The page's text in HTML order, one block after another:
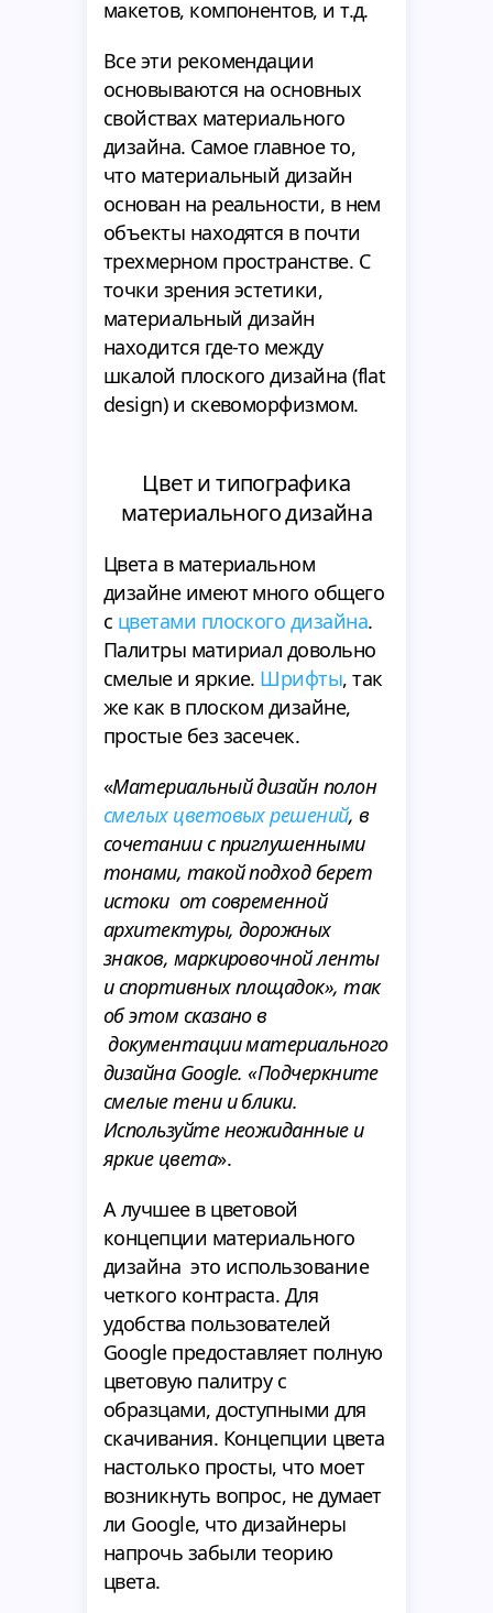
макетов, компонентов, и т.д.
Все эти рекомендации
основываются на основных
свойствах материального
дизайна. Самое главное то,
что материальный дизайн
основан на реальности, в нем
объекты находятся в почти
трехмерном пространстве. С
точки зрения эстетики,
материальный дизайн
находится где-то между
шкалой плоского дизайна (flat
design) и скевоморфизмом.
Цвет и типографика
материального дизайна
Цвета в материальном
дизайне имеют много общего
с цветами плоского дизайна.
Палитры матириал довольно
смелые и яркие. Шрифты, так
же как в плоском дизайне,
простые без засечек.
«Материальный дизайн полон
смелых цветовых решений, в
сочетании с приглушенными
тонами, такой подход берет
истоки от современной
архитектуры, дорожных
знаков, маркировочной ленты
и спортивных площадок», так
об этом сказано в
документации материального
дизайна Google. «Подчеркните
смелые тени и блики.
Используйте неожиданные и
яркие цвета».
А лучшее в цветовой
концепции материального
дизайна это использование
четкого контраста. Для
удобства пользователей
Google предоставляет полную
цветовую палитру с
образцами, доступными для
скачивания. Концепции цвета
настолько просты, что моет
возникнуть вопрос, не думает
ли Google, что дизайнеры
напрочь забыли теорию
цвета.